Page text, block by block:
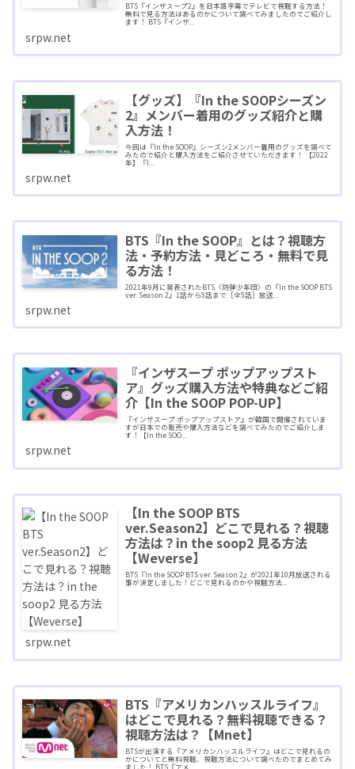
BTS『インザスープ2』を日本語字幕でテレビで視聴する方法！
無料で見る方法はあるのかについて調べてみましたのでご紹介し
ます！ BTS『インザ...
srpw.net
【グッズ】『In the SOOPシーズン
2』メンバー着用のグッズ紹介と購
入方法！
今回は『In the SOOP』シーズン2メンバー着用のグッズを調べて
みたので紹介と購入方法をご紹介させていただきます！ 【2022
年】『I...
srpw.net
BTS『In the SOOP』とは？視聴方
法・予約方法・見どころ・無料で見
る方法！
2021年9月に発表されたBTS（防弾少年団）の『In the SOOP BTS
ver. Season 2』1話から5話まで［全5話］放送...
srpw.net
『インザスープ ポップアップスト
ア』グッズ購入方法や特典などご紹
介【In the SOOP POP-UP】
『インザスープ ポップアップストア』が韓国で開催されていま
すが日本での販売や購入方法などを調べてみたのでご紹介しま
す！【In the SOO...
srpw.net
【In the SOOP BTS
ver.Season2】どこで見れる？視聴
方法は？in the soop2 見る方法
【Weverse】
BTS『In the SOOP BTS ver. Season 2』が2021年10月放送される
事が決定しました！どこで見れるのかや視聴方法...
srpw.net
BTS『アメリカンハッスルライフ』
はどこで見れる？無料視聴できる？
視聴方法は？【Mnet】
BTSが出演する『アメリカンハッスルライフ』はどこで見れるの
かについてと無料視聴、視聴方法について調べたのでまとめてみ